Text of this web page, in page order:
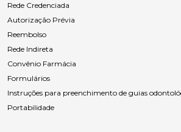
Rede Credenciada
Autorização Prévia
Reembolso
Rede Indireta
Convênio Farmácia
Formulários
Instruções para preenchimento de guias
Portabilidade